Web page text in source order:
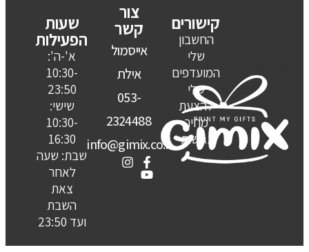
קישורים
החשבון
שלי
המועדפים
שלי
להצעת
מחיר
נגישות
צור
קשר
אייסמול
אילת
053-
2324488
info@gimix.co.il
שעות
הפעילות
א'-ה':
10:30-
23:50
שישי:
10:30-
16:30
שבת: שעה
לאחר
צאת
השבת
ועד 23:50